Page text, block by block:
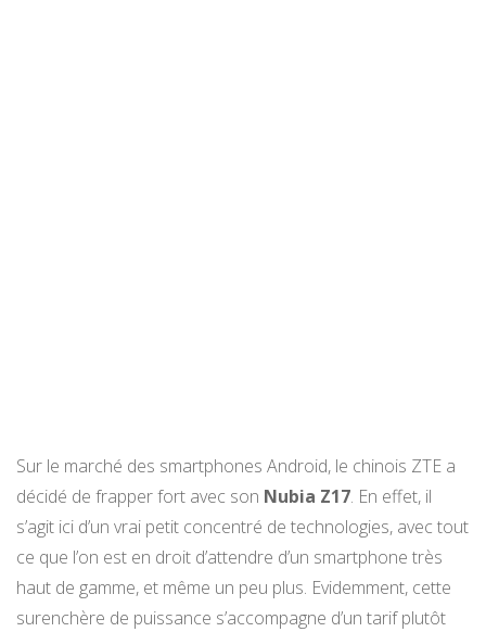
Sur le marché des smartphones Android, le chinois ZTE a
décidé de frapper fort avec son Nubia Z17. En effet, il
s’agit ici d’un vrai petit concentré de technologies, avec tout
ce que l’on est en droit d’attendre d’un smartphone très
haut de gamme, et même un peu plus. Evidemment, cette
surenchère de puissance s’accompagne d’un tarif plutôt